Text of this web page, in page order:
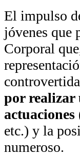
El impulso
jóvenes que
Corporal
por realizar
actuaciones
etc.) y la
numeroso.